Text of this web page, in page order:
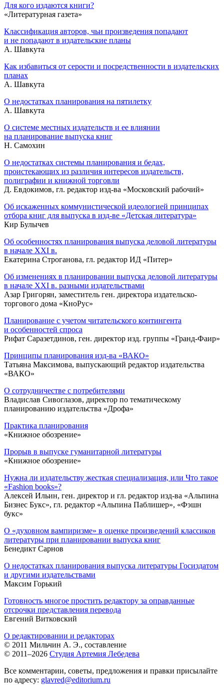
Для кого издаются книги?
«Литературная газета»
Классификация авторов, чьи произведения попадают
и не попадают в издательские планы
А. Шавкута
Как избавиться от серости и посредственности в издательских
планах
А. Шавкута
О недостатках планирования на пятилетку
А. Шавкута
О системе местных издательств и ее влиянии
на планирование выпуска книг
Н. Самохин
О недостатках системы планирования и бедах,
проистекающих из различия интересов издательств,
полиграфии и книжной торговли
Д. Евдокимов, гл. редактор изд-ва «Московский рабочий»
Об искаженных коммунистической идеологией принципах
отбора книг для выпуска в изд-ве «Детская литература»
Кир Булычев
Об особенностях планирования выпуска деловой литературы
в начале ХХI в.
Екатерина Строганова, гл. редактор ИД «Питер»
Об изменениях в планировании выпуска деловой литературы
в начале ХХI в. разными издательствами
Азар Григорян, заместитель ген. директора издательско-
торгового дома «КноРус»
Планирование с учетом читательского контингента
и особенностей спроса
Рифат Саразетдинов, ген. директор изд. группы «Гранд-Фаир»
Принципы планирования изд-ва «ВАКО»
Татьяна Максимова, выпускающий редактор издательства
«ВАКО»
О сотрудничестве с потребителями
Владислав Сивоглазов, директор по тематическому
планированию издательства «Дрофа»
Практика планирования
«Книжное обозрение»
Прорыв в выпуске гуманитарной литературы
«Книжное обозрение»
Нужна ли издательству жесткая специализация, или Что такое
«Fashion books»?
Алексей Ильин, ген. директор и гл. редактор изд-ва «Альпина
Бизнес Букс», гл. редактор «Альпина Паблишер», «Фэшн
букс»
О «духовном вампиризме» в оценке произведений классиков
литературы при планировании выпуска книг
Бенедикт Сарнов
О недостатках планирования выпуска литературы Госиздатом
и другими издательствами
Максим Горький
Готовность многое простить редактору за оправданные
отсрочки представления перевода
Евгений Витковский
О редактировании и редакторах
© 2011 Мильчин А. Э., составление
© 2011–2026 Студия Артемия Лебедева
Все комментарии, советы, предложения и правки присылайте
по адресу: glavred@editorium.ru